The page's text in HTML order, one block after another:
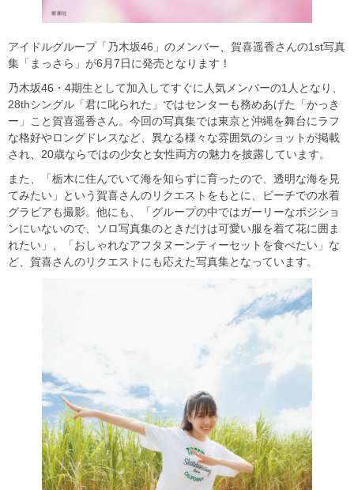
アイドルグループ「乃木坂46」のメンバー、賀喜遥香さんの1st写真
集「まっさら」が6月7日に発売となります！
乃木坂46・4期生として加入してすぐに人気メンバーの1人となり、
28thシングル「君に叱られた」ではセンターも務めあげた「かっき
ー」こと賀喜遥香さん。今回の写真集では東京と沖縄を舞台にラフ
な格好やロングドレスなど、異なる様々な雰囲気のショットが掲載
され、20歳ならではの少女と女性両方の魅力を披露しています。
また、「栃木に住んでいて海を知らずに育ったので、透明な海を見
てみたい」という賀喜さんのリクエストをもとに、ビーチでの水着
グラビアも撮影。他にも、「グループの中ではガーリーなポジショ
ンにいないので、ソロ写真集のときだけは可愛い服を着て花に囲ま
れたい」、「おしゃれなアフタヌーンティーセットを食べたい」な
ど、賀喜さんのリクエストにも応えた写真集となっています。